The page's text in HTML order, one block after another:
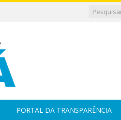
PORTAL DA TRANSPARÊNCIA